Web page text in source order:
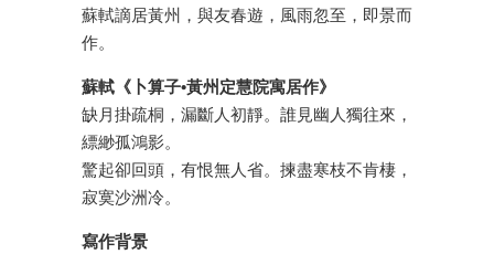
蘇軾謫居黃州，與友春遊，風雨忽至，即景而
作。
蘇軾《卜算子•黃州定慧院寓居作》
缺月掛疏桐，漏斷人初靜。誰見幽人獨往來，
縹緲孤鴻影。
驚起卻回頭，有恨無人省。揀盡寒枝不肯棲，
寂寞沙洲冷。
寫作背景